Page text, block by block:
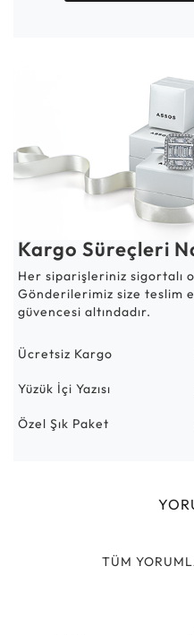
Kargo Süreçleri
Her siparişleriniz sigortalı
Gönderilerimiz size teslim
güvencesi altındadır.
Ücretsiz Kargo
Yüzük İçi Yazısı
Özel Şık Paket
TÜM